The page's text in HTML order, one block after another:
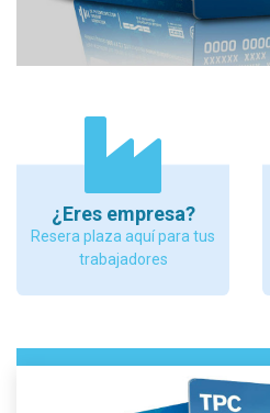
¿Eres empresa?
Resera plaza aquí para tus
trabajadores